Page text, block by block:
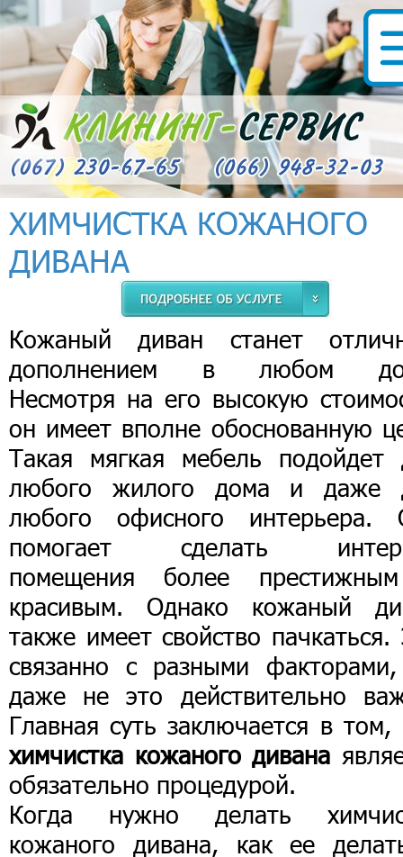
ХИМЧИСТКА КОЖАНОГО
ДИВАНА
Кожаный диван станет
дополнением в любом
Несмотря на его высокую
он имеет вполне обоснованную
Такая мягкая мебель подойдет
любого жилого дома и даже
любого офисного интерьера.
помогает сделать
помещения более
красивым. Однако кожаный
также имеет свойство пачкаться.
связанно с разными
даже не это действительно
Главная суть заключается в том,
химчистка кожаного дивана
обязательно процедурой.
Когда нужно делать
кожаного дивана, как ее